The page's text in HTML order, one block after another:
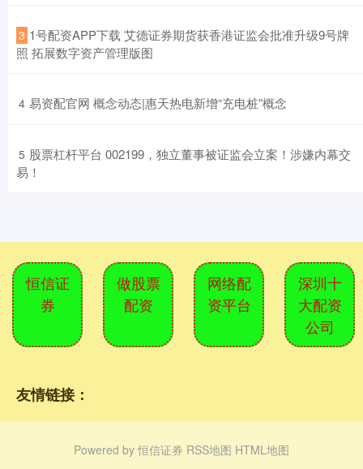
3 ​1号配资APP下载 艾德证券期货获香港证监会批准升级9号牌
照 拓展数字资产管理版图
4 ​易资配官网 概念动态|惠天热电新增“充电桩”概念
5 ​股票杠杆平台 002199，独立董事被证监会立案！涉嫌内幕交
易！
恒信证
券
做股票
配资
网络配
资平台
深圳十
大配资
公司
友情链接：
Powered by 恒信证券 RSS地图 HTML地图